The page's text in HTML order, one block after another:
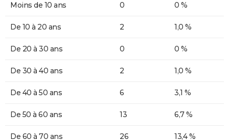
Moins de 10 ans 0 0 %
De 10 à 20 ans 2 1,0 %
De 20 à 30 ans 0 0 %
De 30 à 40 ans 2 1,0 %
De 40 à 50 ans 6 3,1 %
De 50 à 60 ans 13 6,7 %
De 60 à 70 ans 26 13,4 %